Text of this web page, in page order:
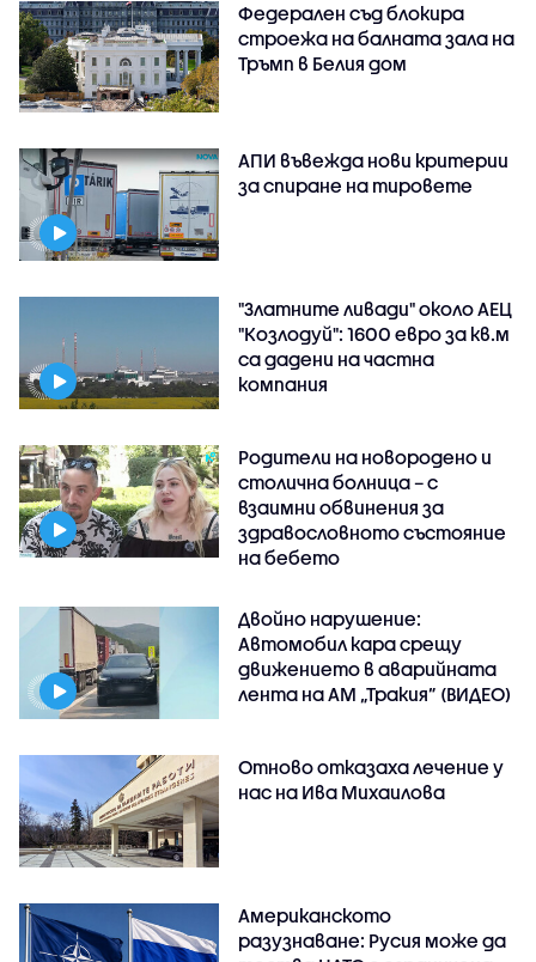
Федерален съд блокира
строежа на балната зала на
Тръмп в Белия дом
АПИ въвежда нови критерии
за спиране на тировете
"Златните ливади" около АЕЦ
"Козлодуй": 1600 евро за кв.м
са дадени на частна
компания
Родители на новородено и
столична болница – с
взаимни обвинения за
здравословното състояние
на бебето
Двойно нарушение:
Автомобил кара срещу
движението в аварийната
лента на АМ „Тракия” (ВИДЕО)
Отново отказаха лечение у
нас на Ива Михаилова
Американското
разузнаване: Русия може да